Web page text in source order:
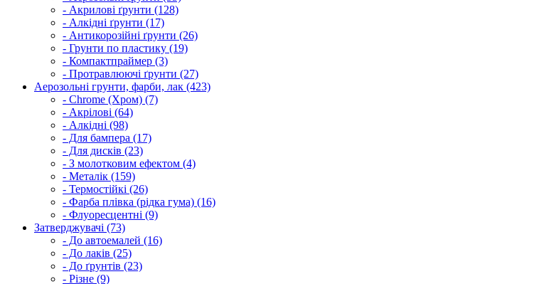
- Акрилові ґрунти (128)
- Алкідні ґрунти (17)
- Антикорозійні ґрунти (26)
- Грунти по пластику (19)
- Компактпраймер (3)
- Протравлюючі ґрунти (27)
Аерозольні грунти, фарби, лак (423)
- Chrome (Хром) (7)
- Акрілові (64)
- Алкідні (98)
- Для бампера (17)
- Для дисків (23)
- З молотковим ефектом (4)
- Металік (159)
- Термостійкі (26)
- Фарба плівка (рідка гума) (16)
- Флуоресцентні (9)
Затверджувачі (73)
- До автоемалей (16)
- До лаків (25)
- До ґрунтів (23)
- Різне (9)